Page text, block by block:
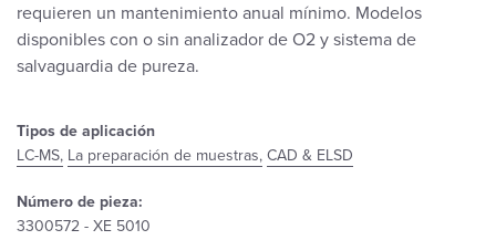
Tipos de aplicación
LC-MS, La preparación de muestras, CAD & ELSD
Número de pieza:
3300572 - XE 5010
requieren un mantenimiento anual mínimo. Modelos
disponibles con o sin analizador de O2 y sistema de
salvaguardia de pureza.